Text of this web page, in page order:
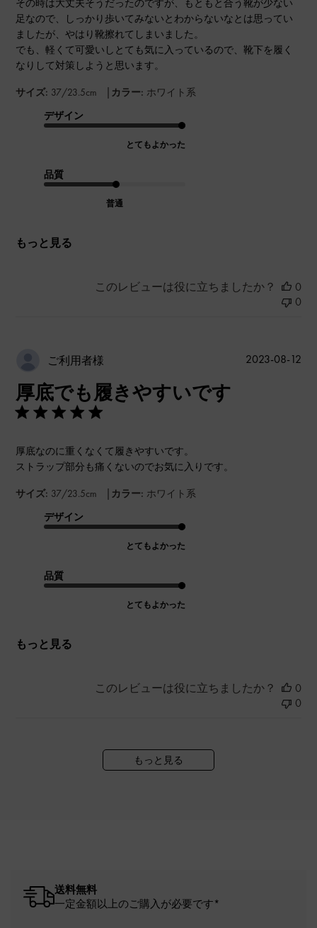
その時は大丈夫そうだったのですが、もともと合う靴が少ない
足なので、しっかり歩いてみないとわからないなとは思ってい
ましたが、やはり靴擦れてしまいました。
でも、軽くて可愛いしとても気に入っているので、靴下を履く
なりして対策しようと思います。
サイズ: 37/23.5cm | カラー: ホワイト系
デザイン
とてもよかった
品質
普通
もっと見る
このレビューは役に立ちましたか？
0
0
ご利用者様
厚底でも履きやすいです
厚底なのに重くなくて履きやすいです。
ストラップ部分も痛くないのでお気に入りです。
サイズ: 37/23.5cm | カラー: ホワイト系
デザイン
とてもよかった
品質
とてもよかった
もっと見る
公
2023-08-12
このレビューは役に立ちましたか？
0
0
もっと見る
送料無料
一定金額以上のご購入が必要です*